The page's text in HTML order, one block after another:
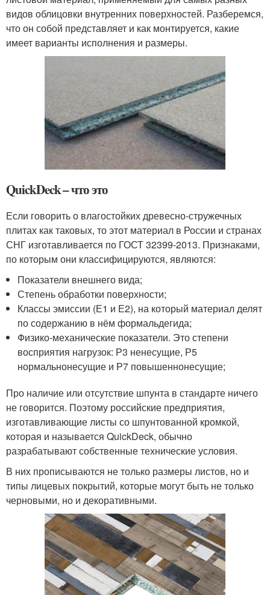
видов облицовки внутренних поверхностей. Разберемся,
что он собой представляет и как монтируется, какие
имеет варианты исполнения и размеры.
QuickDeck – что это
Если говорить о влагостойких древесно-стружечных
плитах как таковых, то этот материал в России и странах
СНГ изготавливается по ГОСТ 32399-2013. Признаками,
по которым они классифицируются, являются:
Показатели внешнего вида;
Степень обработки поверхности;
Классы эмиссии (Е1 и Е2), на который материал делят
по содержанию в нём формальдегида;
Физико-механические показатели. Это степени
восприятия нагрузок: Р3 ненесущие, Р5
нормальнонесущие и Р7 повышеннонесущие;
Про наличие или отсутствие шпунта в стандарте ничего
не говорится. Поэтому российские предприятия,
изготавливающие листы со шпунтованной кромкой,
которая и называется QuickDeck, обычно
разрабатывают собственные технические условия.
В них прописываются не только размеры листов, но и
типы лицевых покрытий, которые могут быть не только
черновыми, но и декоративными.